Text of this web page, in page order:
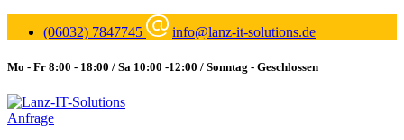
(06032) 7847745 info@lanz-it-solutions.de
Mo - Fr 8:00 - 18:00 / Sa 10:00 -12:00 / Sonntag - Geschlossen
Anfrage